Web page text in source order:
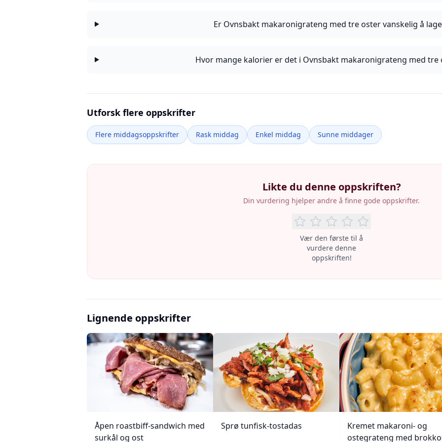
Er Ovnsbakt makaronigrateng med tre oster vanskelig å
Hvor mange kalorier er det i Ovnsbakt makaronigrateng med tre
Utforsk flere oppskrifter
Flere middagsoppskrifter Rask middag Enkel middag Sunne middager
Likte du denne oppskriften?
Din vurdering hjelper andre å finne gode oppskrifter.
Vær den første til å
vurdere denne
oppskriften!
Lignende oppskrifter
Åpen roastbiff-sandwich med
surkål og ost
Sprø tunfisk-tostadas
Kremet makaroni- og
ostegrateng med